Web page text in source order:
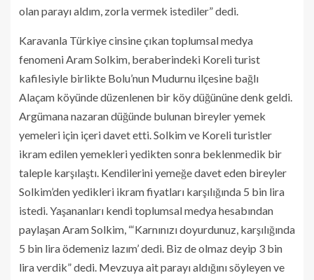
olan parayı aldım, zorla vermek istediler” dedi.
Karavanla Türkiye cinsine çıkan toplumsal medya
fenomeni Aram Solkim, beraberindeki Koreli turist
kafilesiyle birlikte Bolu’nun Mudurnu ilçesine bağlı
Alaçam köyünde düzenlenen bir köy düğününe denk geldi.
Argümana nazaran düğünde bulunan bireyler yemek
yemeleri için içeri davet etti. Solkim ve Koreli turistler
ikram edilen yemekleri yedikten sonra beklenmedik bir
taleple karşılaştı. Kendilerini yemeğe davet eden bireyler
Solkim’den yedikleri ikram fiyatları karşılığında 5 bin lira
istedi. Yaşananları kendi toplumsal medya hesabından
paylaşan Aram Solkim, “‘Karnınızı doyurdunuz, karşılığında
5 bin lira ödemeniz lazım’ dedi. Biz de olmaz deyip 3 bin
lira verdik” dedi. Mevzuya ait parayı aldığını söyleyen ve